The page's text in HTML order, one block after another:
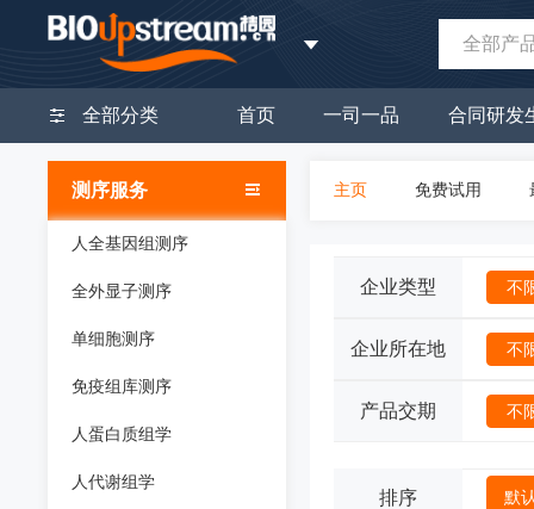
全部产
全部分类 首页 一司一品 合同研发
测序服务
人全基因组测序
全外显子测序
单细胞测序
免疫组库测序
人蛋白质组学
人代谢组学
主页 免费试用
企业类型 不
企业所在地 不
产品交期 不
排序 默